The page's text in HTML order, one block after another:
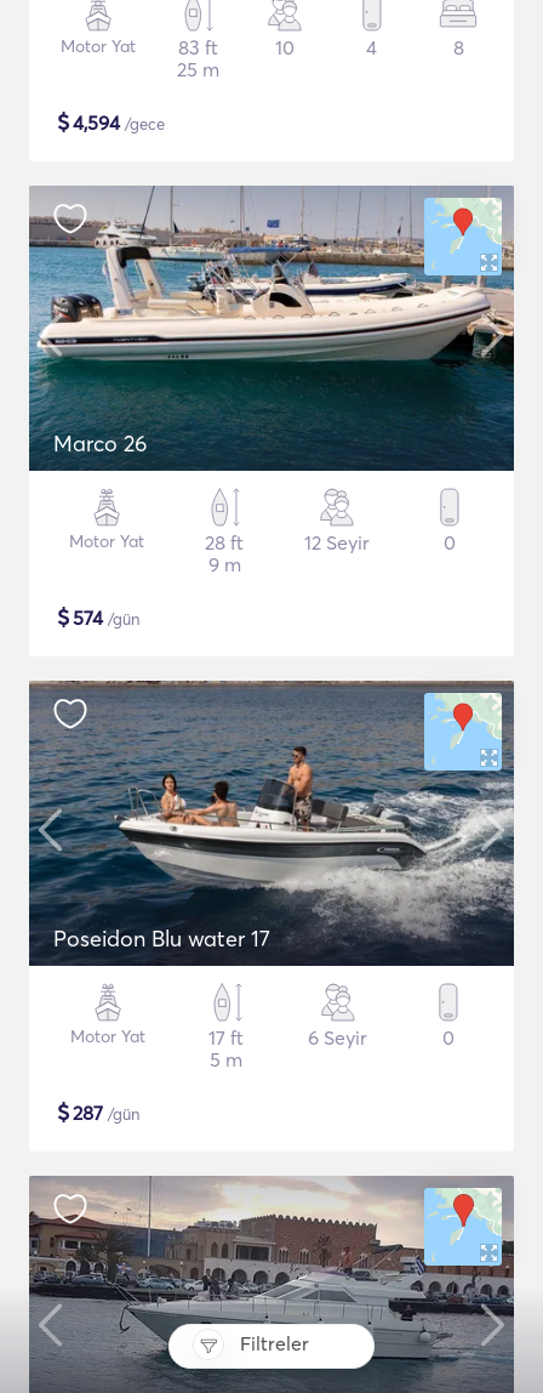
Filtreler
Motor Yat
83 ft
25 m
10 4 8
$4,594/gece
Marco 26
Motor Yat
28 ft
9 m
12 Seyir 0
$574/gün
Poseidon Blu water 17
Motor Yat
17 ft
5 m
6 Seyir 0
$287 /gün